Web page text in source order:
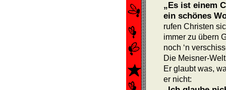
„Es ist einem
ein schönes
rufen Christen
immer zu übern
noch ‘n
Die Meisner-
Er glaubt was,
er nicht: